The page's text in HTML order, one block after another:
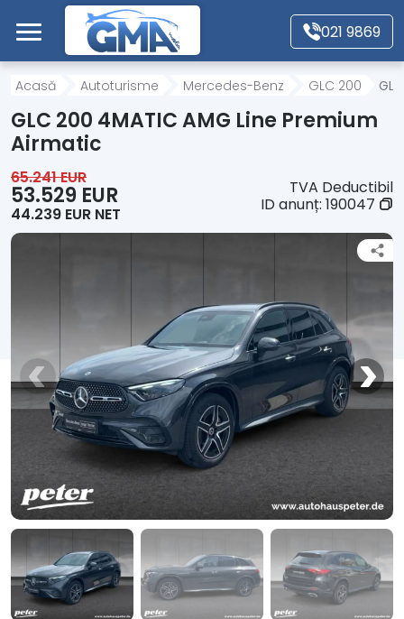
Mergi direct la conținutul principal
021 9869
Acasă
Autoturisme
Motociclete
Despre Noi
Contact
Acasă Autoturisme Mercedes-Benz GLC 200
GLC 200 4MATIC AMG Line Premium
Airmatic
65.241 EUR
53.529 EUR
44.239 EUR NET
TVA Deductibil
ID anunț: 190047